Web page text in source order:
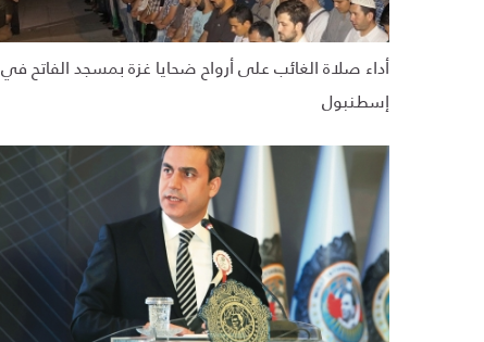
أداء صلاة الغائب على أرواح ضحايا غزة بمسجد الفاتح في
إسطنبول